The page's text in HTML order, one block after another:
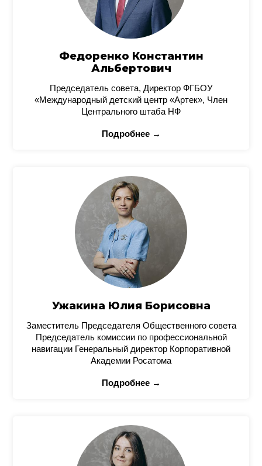
Федоренко Константин
Альбертович
Председатель совета, Директор ФГБОУ
«Международный детский центр «Артек», Член
Центрального штаба НФ
Подробнее →
Ужакина Юлия Борисовна
Заместитель Председателя Общественного совета
Председатель комиссии по профессиональной
навигации Генеральный директор Корпоративной
Академии Росатома
Подробнее →